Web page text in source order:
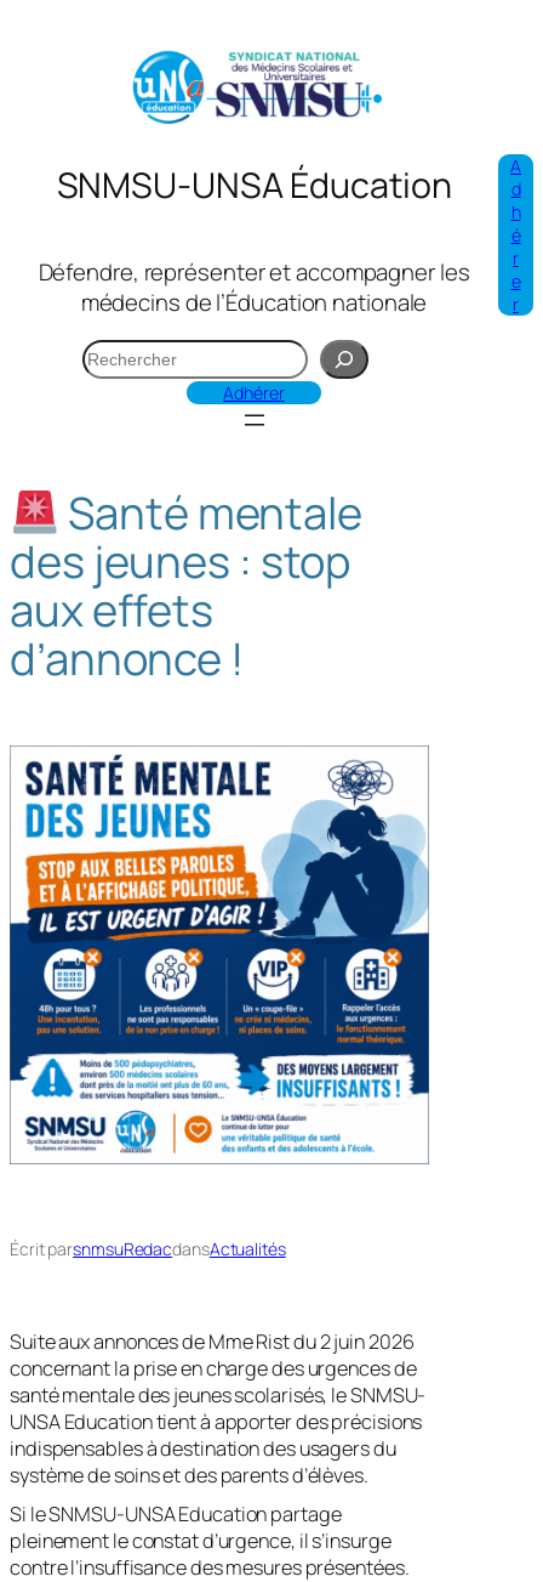
SNMSU-UNSA Éducation
Défendre, représenter et accompagner les
médecins de l’Éducation nationale
R
e
r
c
h
e
r
Adhérer
A
d
h
é
r
e
r
Santé mentale
des jeunes : stop
aux effets
d’annonce !
Écrit parsnmsuRedacdansActualités
Suite aux annonces de Mme Rist du 2 juin 2026
concernant la prise en charge des urgences de
santé mentale des jeunes scolarisés, le SNMSU-
UNSA Education tient à apporter des précisions
indispensables à destination des usagers du
système de soins et des parents d’élèves.
Si le SNMSU-UNSA Education partage
pleinement le constat d’urgence, il s’insurge
contre l’insuffisance des mesures présentées.